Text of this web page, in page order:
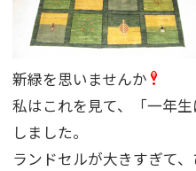
新緑を思いませんか
私はこれを見て、「一年
しました。
ランドセルが大きすぎて